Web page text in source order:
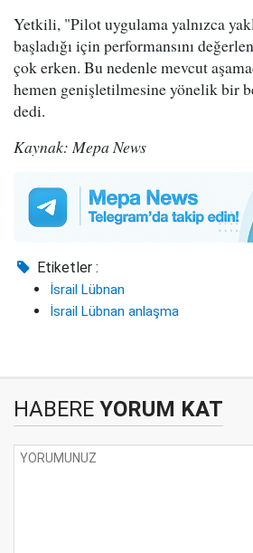
Yetkili, "Pilot uygulama yalnızca
başladığı için performansını
çok erken. Bu nedenle mevcut
hemen genişletilmesine yönelik bir
dedi.
Kaynak: Mepa News
Etiketler :
İsrail Lübnan
İsrail Lübnan anlaşma
HABERE YORUM KAT